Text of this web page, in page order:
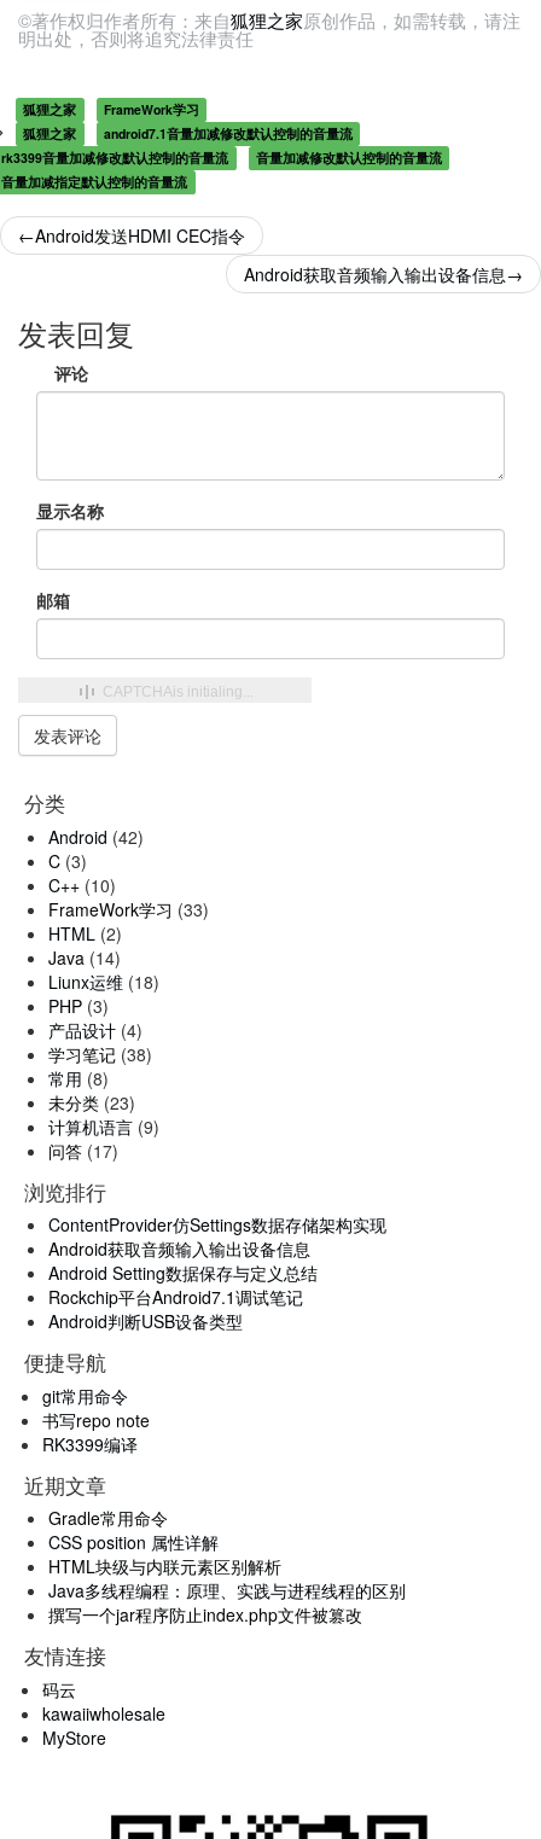
©著作权归作者所有：来自狐狸之家原创作品，如需转载，请注
明出处，否则将追究法律责任
狐狸之家
FrameWork学习
狐狸之家
android7.1音量加减修改默认控制的音量流
rk3399音量加减修改默认控制的音量流
音量加减修改默认控制的音量流
音量加减指定默认控制的音量流
←Android发送HDMI CEC指令
Android获取音频输入输出设备信息→
发表回复
评论
显示名称
邮箱
CAPTCHAis initialing...
分类
Android (42)
C (3)
C++ (10)
FrameWork学习 (33)
HTML (2)
Java (14)
Liunx运维 (18)
PHP (3)
产品设计 (4)
学习笔记 (38)
常用 (8)
未分类 (23)
计算机语言 (9)
问答 (17)
浏览排行
ContentProvider仿Settings数据存储架构实现
Android获取音频输入输出设备信息
Android Setting数据保存与定义总结
Rockchip平台Android7.1调试笔记
Android判断USB设备类型
便捷导航
git常用命令
书写repo note
RK3399编译
近期文章
Gradle常用命令
CSS position 属性详解
HTML块级与内联元素区别解析
Java多线程编程：原理、实践与进程线程的区别
撰写一个jar程序防止index.php文件被篡改
友情连接
码云
kawaiiwholesale
MyStore